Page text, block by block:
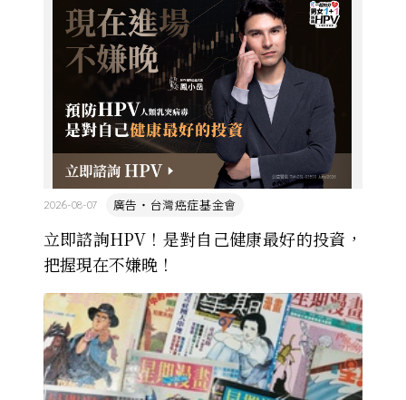
立即諮詢HPV！是對自己健康最好的投資，
把握現在不嫌晚！
廣告・台灣癌症基金會
2026-08-07